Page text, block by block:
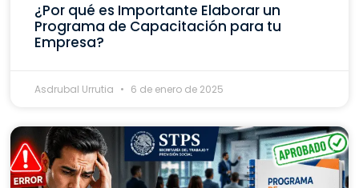
¿Por qué es Importante Elaborar un
Programa de Capacitación para tu
Empresa?
Asdrubal Urrutia 6 de enero de 2025